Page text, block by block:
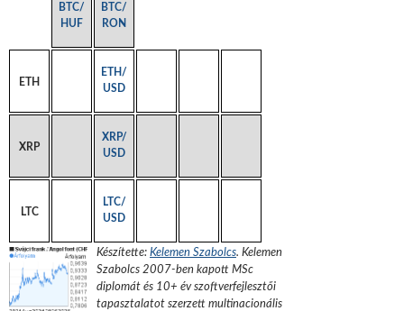
BTC/
HUF
BTC/
RON
ETH
ETH/
USD
XRP
XRP/
USD
LTC
LTC/
USD
Készítette: Kelemen Szabolcs. Kelemen
Szabolcs 2007-ben kapott MSc
diplomát és 10+ év szoftverfejlesztői
tapasztalatot szerzett multinacionális